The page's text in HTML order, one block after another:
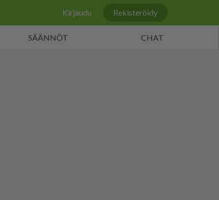
Kirjaudu Rekisteröidy
SÄÄNNÖT CHAT